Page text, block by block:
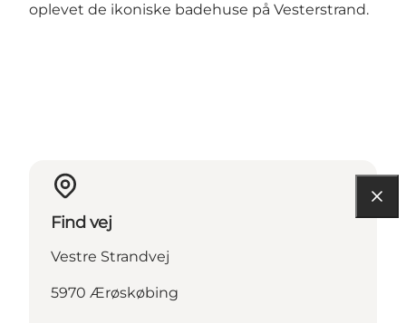
oplevet de ikoniske badehuse på Vesterstrand.
Find vej
Vestre Strandvej
5970 Ærøskøbing